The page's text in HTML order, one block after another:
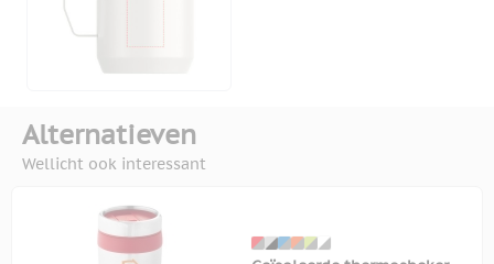
Alternatieven
Wellicht ook interessant